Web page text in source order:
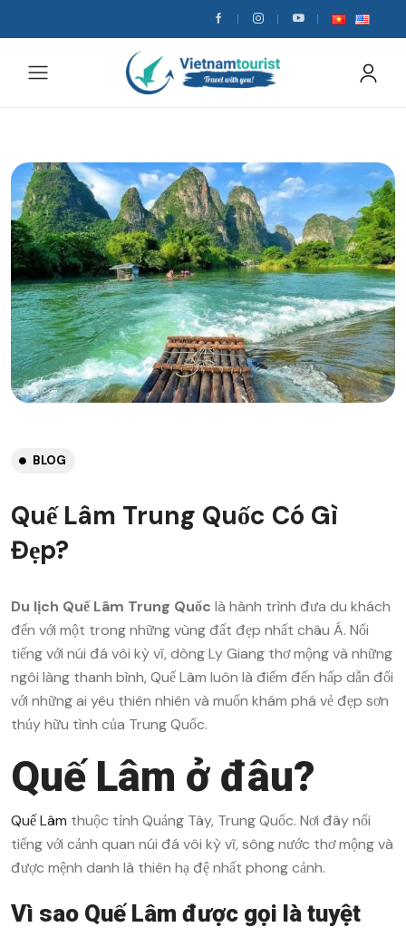
BLOG
Quế Lâm Trung Quốc Có Gì
Đẹp?
Du lịch Quế Lâm Trung Quốc là hành trình đưa du khách
đến với một trong những vùng đất đẹp nhất châu Á. Nổi
tiếng với núi đá vôi kỳ vĩ, dòng Ly Giang thơ mộng và những
ngôi làng thanh bình, Quế Lâm luôn là điểm đến hấp dẫn đối
với những ai yêu thiên nhiên và muốn khám phá vẻ đẹp sơn
thủy hữu tình của Trung Quốc.
Quế Lâm ở đâu?
Quế Lâm thuộc tỉnh Quảng Tây, Trung Quốc. Nơi đây nổi
tiếng với cảnh quan núi đá vôi kỳ vĩ, sông nước thơ mộng và
được mệnh danh là thiên hạ đệ nhất phong cảnh.
Vì sao Quế Lâm được gọi là tuyệt